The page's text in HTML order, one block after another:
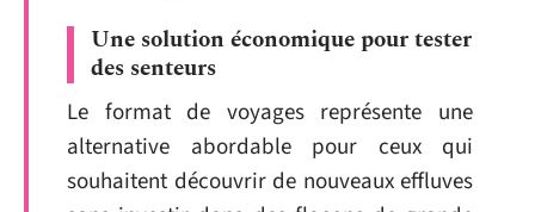
Une solution économique pour tester
des senteurs
Le format de voyages représente une
alternative abordable pour ceux qui
souhaitent découvrir de nouveaux effluves